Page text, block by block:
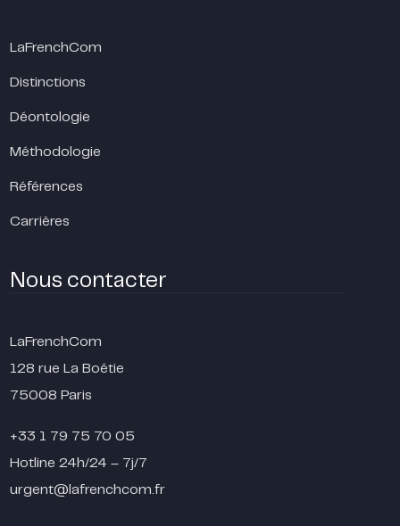
LaFrenchCom
Distinctions
Déontologie
Méthodologie
Références
Carrières
Nous contacter
LaFrenchCom
128 rue La Boétie
75008 Paris
+33 1 79 75 70 05
Hotline 24h/24 – 7j/7
urgent@lafrenchcom.fr